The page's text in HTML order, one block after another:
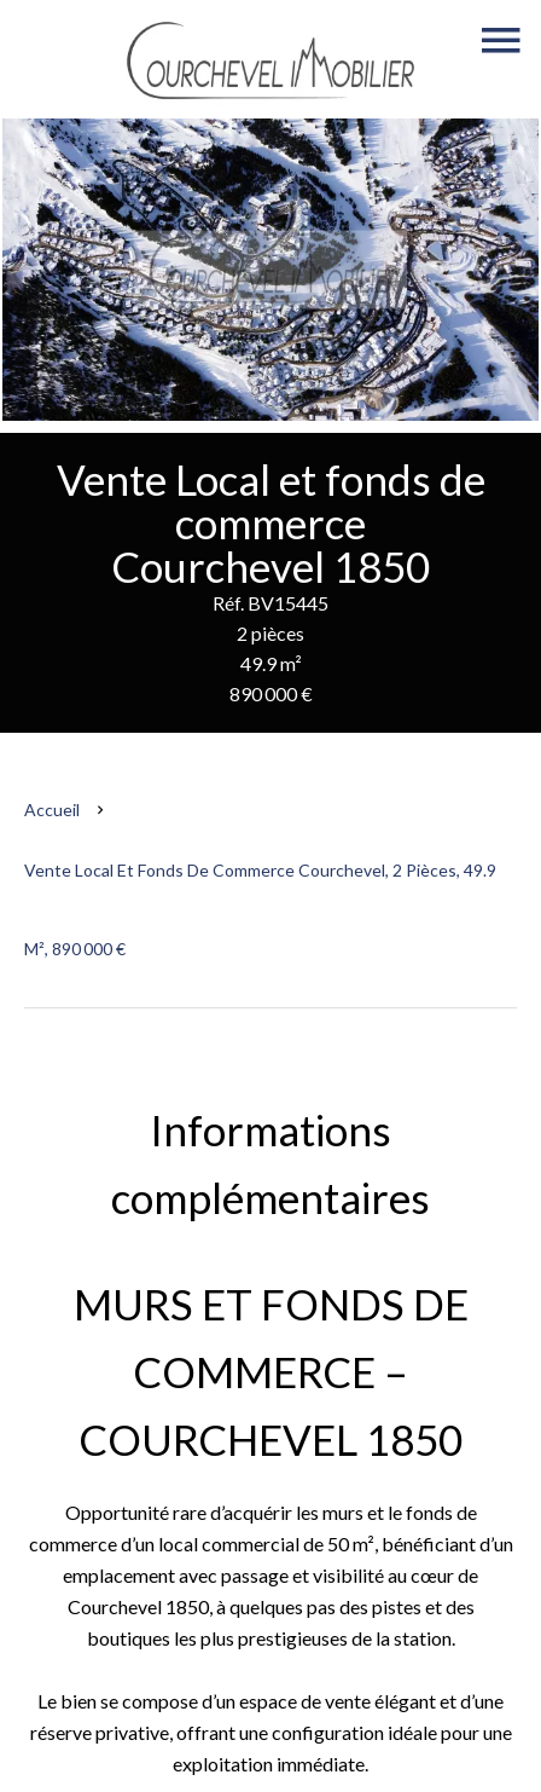
Vente Local et fonds de
commerce
Courchevel 1850
Réf. BV15445
2 pièces
49.9 m²
890 000 €
Accueil
Vente Local Et Fonds De Commerce Courchevel, 2 Pièces, 49.9
M², 890 000 €
Informations
complémentaires
MURS ET FONDS DE
COMMERCE –
COURCHEVEL 1850
Opportunité rare d’acquérir les murs et le fonds de
commerce d’un local commercial de 50 m², bénéficiant d’un
emplacement avec passage et visibilité au cœur de
Courchevel 1850, à quelques pas des pistes et des
boutiques les plus prestigieuses de la station.
Le bien se compose d’un espace de vente élégant et d’une
réserve privative, offrant une configuration idéale pour une
exploitation immédiate.